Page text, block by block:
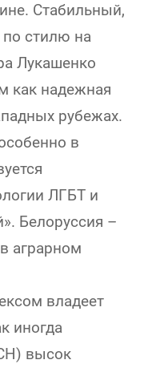
Стабильный,
стилю на
Лукашенко
как надежная
рубежах.
в
ЛГБТ и
Белоруссия –
аграрном
владеет
иногда
высок